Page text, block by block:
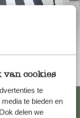
cookies
te
te bieden en
delen we